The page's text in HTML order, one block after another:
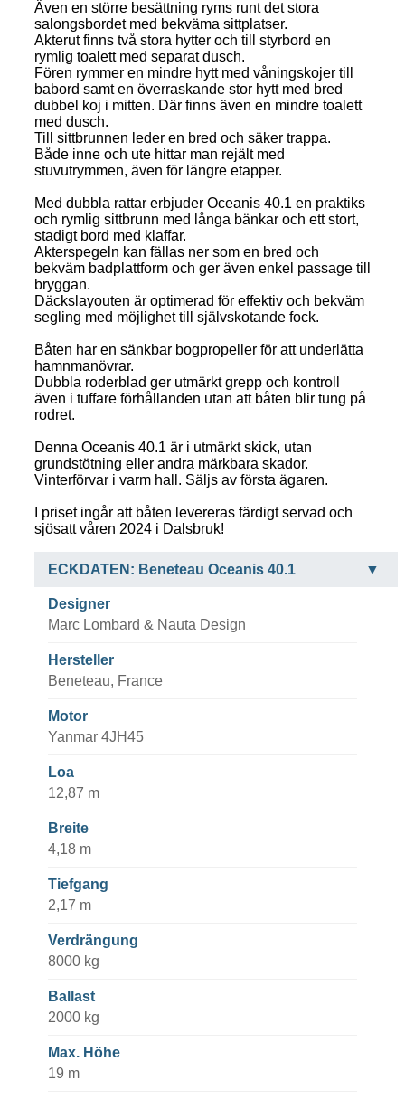
Även en större besättning ryms runt det stora
salongsbordet med bekväma sittplatser.
Akterut finns två stora hytter och till styrbord en
rymlig toalett med separat dusch.
Fören rymmer en mindre hytt med våningskojer till
babord samt en överraskande stor hytt med bred
dubbel koj i mitten. Där finns även en mindre toalett
med dusch.
Till sittbrunnen leder en bred och säker trappa.
Både inne och ute hittar man rejält med
stuvutrymmen, även för längre etapper.
Med dubbla rattar erbjuder Oceanis 40.1 en praktiks
och rymlig sittbrunn med långa bänkar och ett stort,
stadigt bord med klaffar.
Akterspegeln kan fällas ner som en bred och
bekväm badplattform och ger även enkel passage till
bryggan.
Däckslayouten är optimerad för effektiv och bekväm
segling med möjlighet till självskotande fock.
Båten har en sänkbar bogpropeller för att underlätta
hamnmanövrar.
Dubbla roderblad ger utmärkt grepp och kontroll
även i tuffare förhållanden utan att båten blir tung på
rodret.
Denna Oceanis 40.1 är i utmärkt skick, utan
grundstötning eller andra märkbara skador.
Vinterförvar i varm hall. Säljs av första ägaren.
I priset ingår att båten levereras färdigt servad och
sjösatt våren 2024 i Dalsbruk!
ECKDATEN: Beneteau Oceanis 40.1
Designer
Marc Lombard & Nauta Design
Hersteller
Beneteau, France
Motor
Yanmar 4JH45
Loa
12,87 m
Breite
4,18 m
Tiefgang
2,17 m
Verdrängung
8000 kg
Ballast
2000 kg
Max. Höhe
19 m